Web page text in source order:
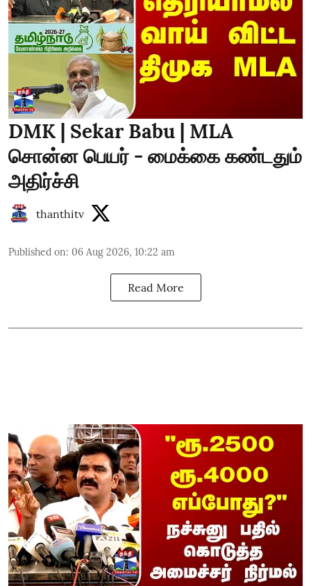
DMK | Sekar Babu | MLA
சொன்ன பெயர் - மைக்கை கண்டதும்
அதிர்ச்சி
thanthitv
Published on: 06 Aug 2026, 10:22 am
Read More